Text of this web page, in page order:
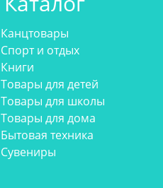
Канцтовары
Спорт и отдых
Книги
Товары для детей
Товары для школы
Товары для дома
Бытовая техника
Сувениры